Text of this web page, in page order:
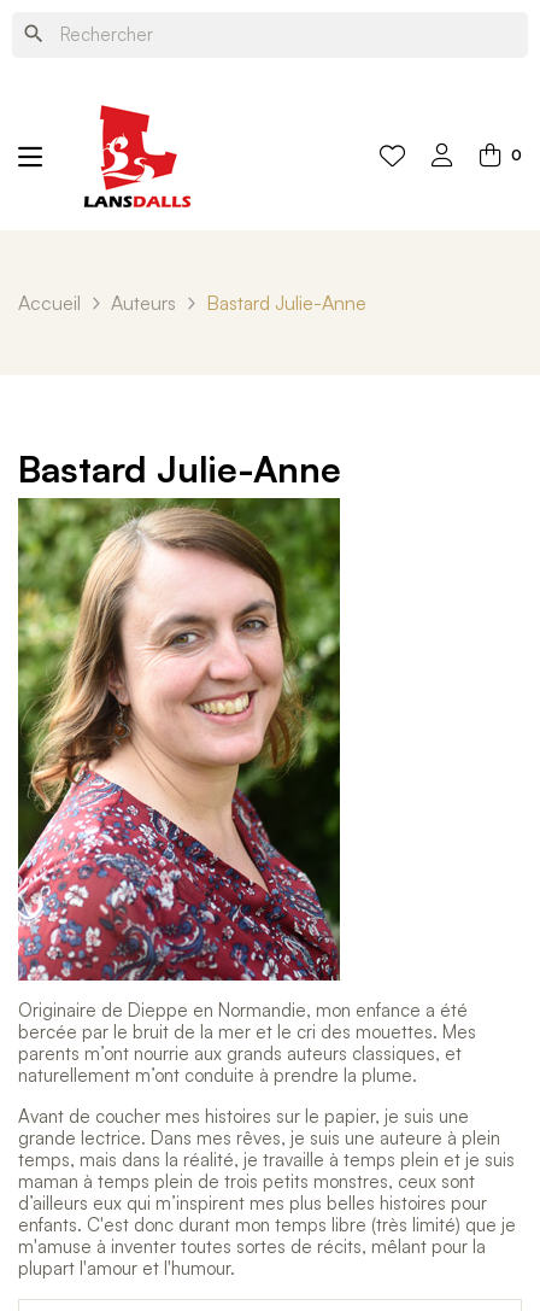
search
0
Accueil Auteurs Bastard Julie-Anne
Bastard Julie-Anne
Originaire de Dieppe en Normandie, mon enfance a été
bercée par le bruit de la mer et le cri des mouettes. Mes
parents m’ont nourrie aux grands auteurs classiques, et
naturellement m’ont conduite à prendre la plume.
Avant de coucher mes histoires sur le papier, je suis une
grande lectrice. Dans mes rêves, je suis une auteure à plein
temps, mais dans la réalité, je travaille à temps plein et je suis
maman à temps plein de trois petits monstres, ceux sont
d’ailleurs eux qui m’inspirent mes plus belles histoires pour
enfants. C'est donc durant mon temps libre (très limité) que je
m'amuse à inventer toutes sortes de récits, mêlant pour la
plupart l'amour et l'humour.